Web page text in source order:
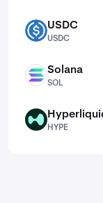
USDC USDC
USDC
SOL Solana
SOL
HYPE
HYPE